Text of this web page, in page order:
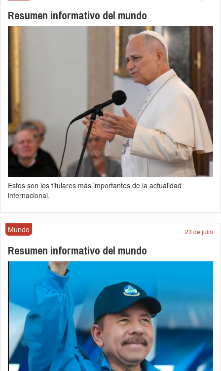
Resumen informativo del mundo
Estos son los titulares más importantes de la actualidad
internacional.
Mundo 23 de julio
Resumen informativo del mundo